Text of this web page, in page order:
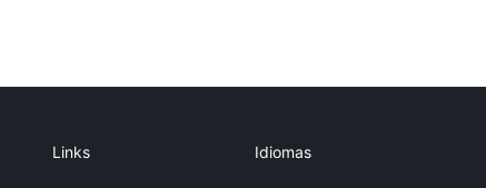
Links Idiomas